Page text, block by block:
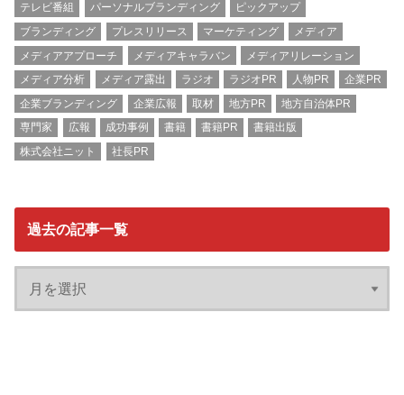
テレビ番組
パーソナルブランディング
ピックアップ
ブランディング
プレスリリース マーケティング
メディア
メディアアプローチ
メディアキャラバン
メディアリレーション
メディア分析
メディア露出 ラジオ ラジオPR 人物PR
企業PR
企業ブランディング
企業広報 取材 地方PR
地方自治体PR
専門家
広報 成功事例 書籍 書籍PR
書籍出版
株式会社ニット
社長PR
過去の記事一覧